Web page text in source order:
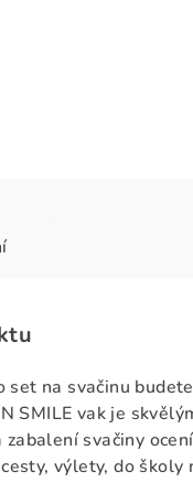
set na svačinu
SMILE vak je
zabalení svačiny
výlety, do školy